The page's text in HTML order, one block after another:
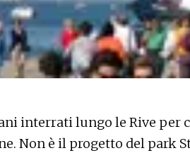
interrati lungo le Rive per
Non è il progetto del park